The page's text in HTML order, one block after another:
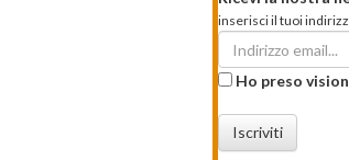
inserisci il tuoi
Ho preso
Iscriviti